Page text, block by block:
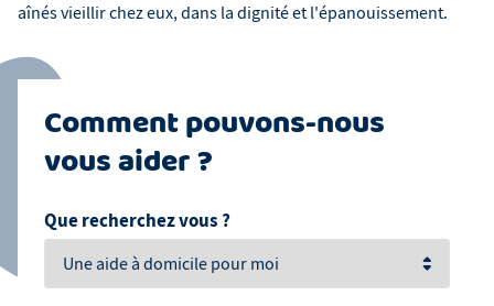
aînés vieillir chez eux, dans la dignité et l'épanouissement.
Comment pouvons-nous
vous aider ?
Que recherchez vous ?